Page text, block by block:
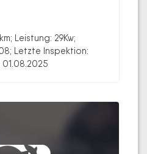
Leistung: 29Kw;
Letzte Inspektion: